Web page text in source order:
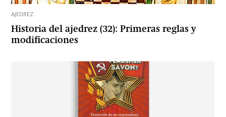
AJEDREZ
Historia del ajedrez (32): Primeras reglas y
modificaciones